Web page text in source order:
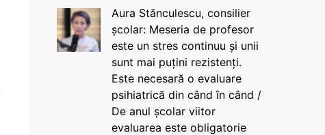
Aura Stănculescu, consilier
școlar: Meseria de profesor
este un stres continuu și unii
sunt mai puțini rezistenți.
Este necesară o evaluare
psihiatrică din când în când /
De anul școlar viitor
evaluarea este obligatorie